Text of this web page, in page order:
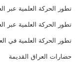
تطور الحركة العلمية عبر
تطور الحركة العلمية عبر
تطور الحركة العلمية في
حضارات العراق القديمة